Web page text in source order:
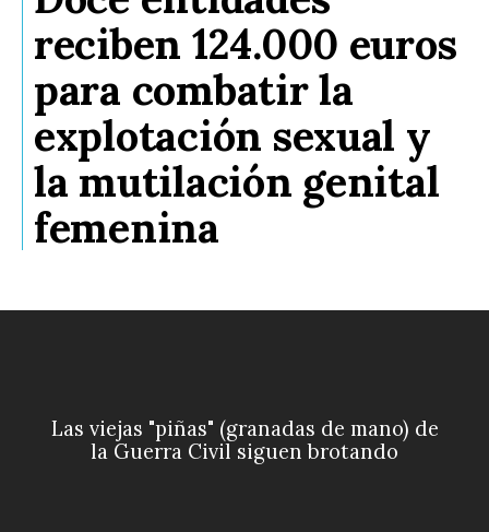
reciben 124.000 euros
para combatir la
explotación sexual y
la mutilación genital
femenina
Las viejas "piñas" (granadas de mano) de
la Guerra Civil siguen brotando